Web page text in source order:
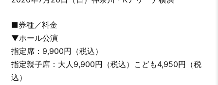
■券種／料金
▼ホール公演
指定席：9,900円（税込）
指定親子席：大人9,900円（税込）こども4,950円（税
込）